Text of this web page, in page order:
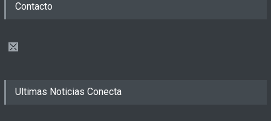
Contacto
Ultimas Noticias Conecta